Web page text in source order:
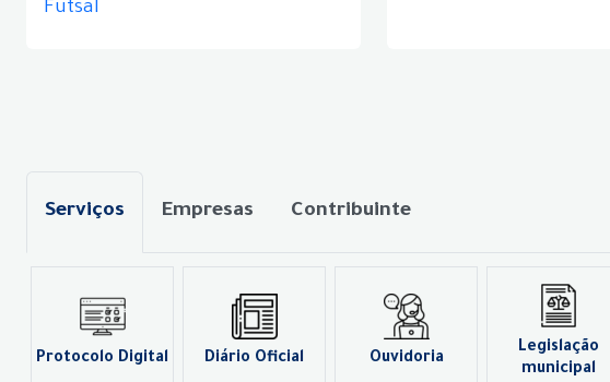
Futsal
Serviços Empresas Contribuinte
Protocolo Digital Diário Oficial Ouvidoria
Legislação
municipal